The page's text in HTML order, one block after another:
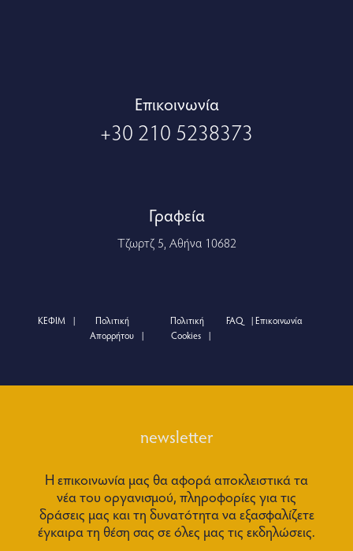
Eπικοινωνία
+30 210 5238373
Γραφεία
Τζωρτζ 5, Αθήνα 10682
ΚΕΦΙΜ
Πολιτική
Απορρήτου
Πολιτική
Cookies
FAQ Επικοινωνία
newsletter
Η επικοινωνία μας θα αφορά αποκλειστικά τα
νέα του οργανισμού, πληροφορίες για τις
δράσεις μας και τη δυνατότητα να εξασφαλίζετε
έγκαιρα τη θέση σας σε όλες μας τις εκδηλώσεις.